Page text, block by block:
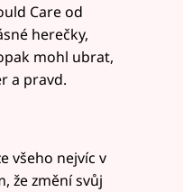
Care od
herečky,
mohl ubrat,
a pravd.
všeho nejvíc v
že změní svůj